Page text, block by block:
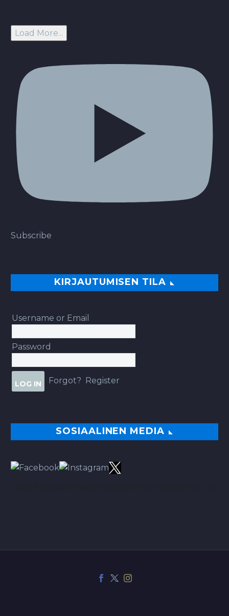
Load More...
Subscribe
KIRJAUTUMISEN TILA
Username or Email
Password
Forgot? Register
SOSIAALINEN MEDIA